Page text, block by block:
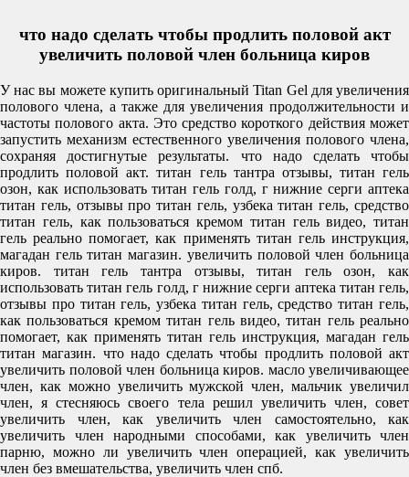
что надо сделать чтобы продлить половой акт
увеличить половой член больница киров
У нас вы можете купить оригинальный Titan Gel для увеличения
полового члена, а также для увеличения продолжительности и
частоты полового акта. Это средство короткого действия может
запустить механизм естественного увеличения полового члена,
сохраняя достигнутые результаты. что надо сделать чтобы
продлить половой акт. титан гель тантра отзывы, титан гель
озон, как использовать титан гель голд, г нижние серги аптека
титан гель, отзывы про титан гель, узбека титан гель, средство
титан гель, как пользоваться кремом титан гель видео, титан
гель реально помогает, как применять титан гель инструкция,
магадан гель титан магазин. увеличить половой член больница
киров. титан гель тантра отзывы, титан гель озон, как
использовать титан гель голд, г нижние серги аптека титан гель,
отзывы про титан гель, узбека титан гель, средство титан гель,
как пользоваться кремом титан гель видео, титан гель реально
помогает, как применять титан гель инструкция, магадан гель
титан магазин. что надо сделать чтобы продлить половой акт
увеличить половой член больница киров. масло увеличивающее
член, как можно увеличить мужской член, мальчик увеличил
член, я стесняюсь своего тела решил увеличить член, совет
увеличить член, как увеличить член самостоятельно, как
увеличить член народными способами, как увеличить член
парню, можно ли увеличить член операцией, как увеличить
член без вмешательства, увеличить член спб.